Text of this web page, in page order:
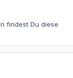
findest Du diese